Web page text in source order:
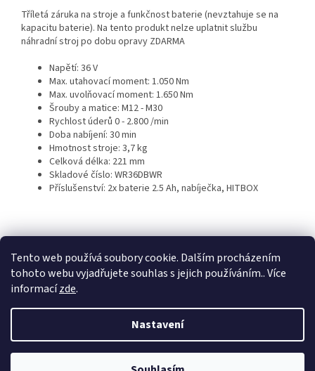
Tento web používá soubory cookie. Dalším procházením
tohoto webu vyjadřujete souhlas s jejich používáním.. Více
informacízde.
Nastavení
Tříletá záruka na stroje a funkčnost baterie (nevztahuje se na
kapacitu baterie). Na tento produkt nelze uplatnit službu
náhradní stroj po dobu opravy ZDARMA
Napětí: 36 V
Max. utahovací moment: 1.050 Nm
Max. uvolňovací moment: 1.650 Nm
Šrouby a matice: M12 - M30
Rychlost úderů 0 - 2.800 /min
Doba nabíjení: 30 min
Hmotnost stroje: 3,7 kg
Celková délka: 221 mm
Skladové číslo: WR36DBWR
Příslušenství: 2x baterie 2.5 Ah, nabíječka, HITBOX
Z
KTL Statek ostružno Nejčastěji kladené dotazy
Vytvořil Shoptet